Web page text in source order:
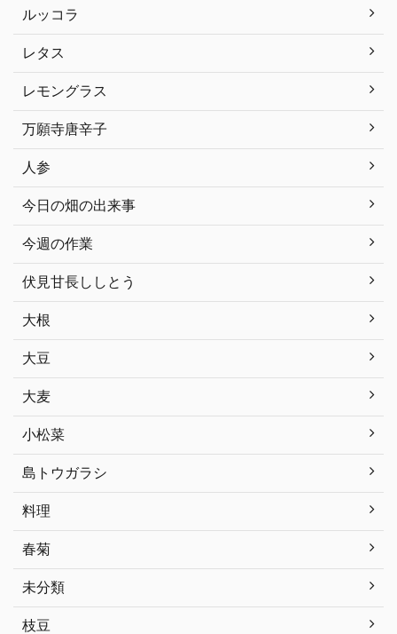
ルッコラ
レタス
レモングラス
万願寺唐辛子
人参
今日の畑の出来事
今週の作業
伏見甘長ししとう
大根
大豆
大麦
小松菜
島トウガラシ
料理
春菊
未分類
枝豆